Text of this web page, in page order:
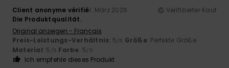
Client anonyme vérifié1. März 2026
Verifizierter Kauf
Die Produktqualität.
Original anzeigen - Français
Preis-Leistungs-Verhältnis: 5/5 Größe: Perfekte Größe
Material: 5 /5 Farbe: 5/5
Ich empfehle dieses Produkt